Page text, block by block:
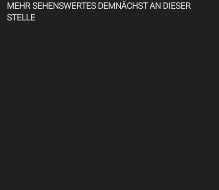
MEHR SEHENSWERTES DEMNÄCHST AN DIESER
STELLE